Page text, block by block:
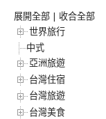
展開全部 | 收合全部
世界旅行
中式
亞洲旅遊
台灣住宿
台灣旅遊
台灣美食